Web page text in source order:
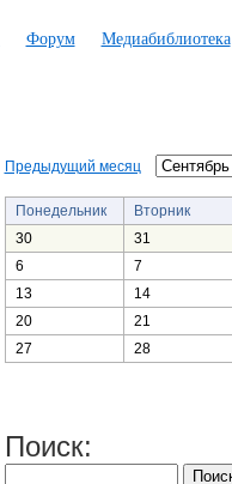
Форум Медиабиблиотека
Предыдущий месяц
Понедельник
Вторник
30
31
6
7
13
14
20
21
27
28
Поиск: